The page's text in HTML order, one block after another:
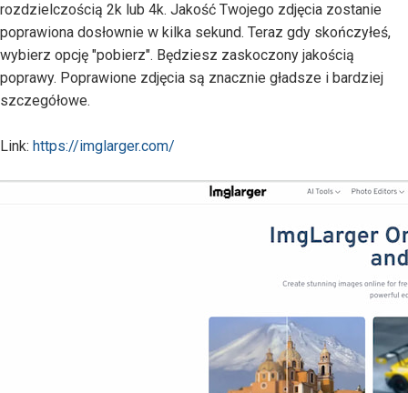
rozdzielczością 2k lub 4k. Jakość Twojego zdjęcia zostanie
poprawiona dosłownie w kilka sekund. Teraz gdy skończyłeś,
wybierz opcję "pobierz". Będziesz zaskoczony jakością
poprawy. Poprawione zdjęcia są znacznie gładsze i bardziej
szczegółowe.
Link: https://imglarger.com/